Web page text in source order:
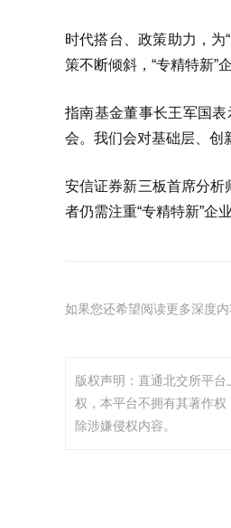
时代搭台、政策助力，
策不断倾斜，“专精特新”
指南基金董事长王军国
会。我们会对基础层、创
安信证券新三板首席分析
者仍需注重“专精特新”企
如果您还希望阅读更多深度
版权声明：直通北交所平
权，本平台不拥有其著作
除涉嫌侵权内容。